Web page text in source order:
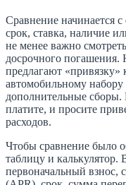
Сравнение начинается
срок, ставка, наличие
не менее важно
досрочного
предлагают «привязку»
автомобильному
дополнительные сборы.
платите, и просите
расходов.
Чтобы сравнение было
таблицу и калькулятор.
первоначальный взнос,